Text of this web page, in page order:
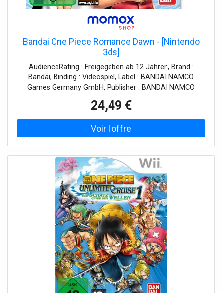
Bandai One Piece Romance Dawn - [Nintendo
3ds]
AudienceRating : Freigegeben ab 12 Jahren, Brand :
Bandai, Binding : Videospiel, Label : BANDAI NAMCO
Games Germany GmbH, Publisher : BANDAI NAMCO
Videospiel, 0 : Nintendo 3DS, releaseDate : 2013-11-22,
languages : dutch
24,49 €